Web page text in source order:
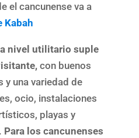
el cancunense va a
Kabah
nivel utilitario suple
con buenos
una variedad de
ocio, instalaciones
playas y
Para los cancunenses